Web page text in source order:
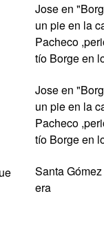
Joseen
un pie en la
Pacheco
tío Borge en
Joseen
un pie en la
Pacheco
tío Borge en
Santa
era